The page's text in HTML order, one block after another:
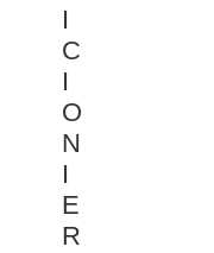
I
C
I
O
N
I
E
R